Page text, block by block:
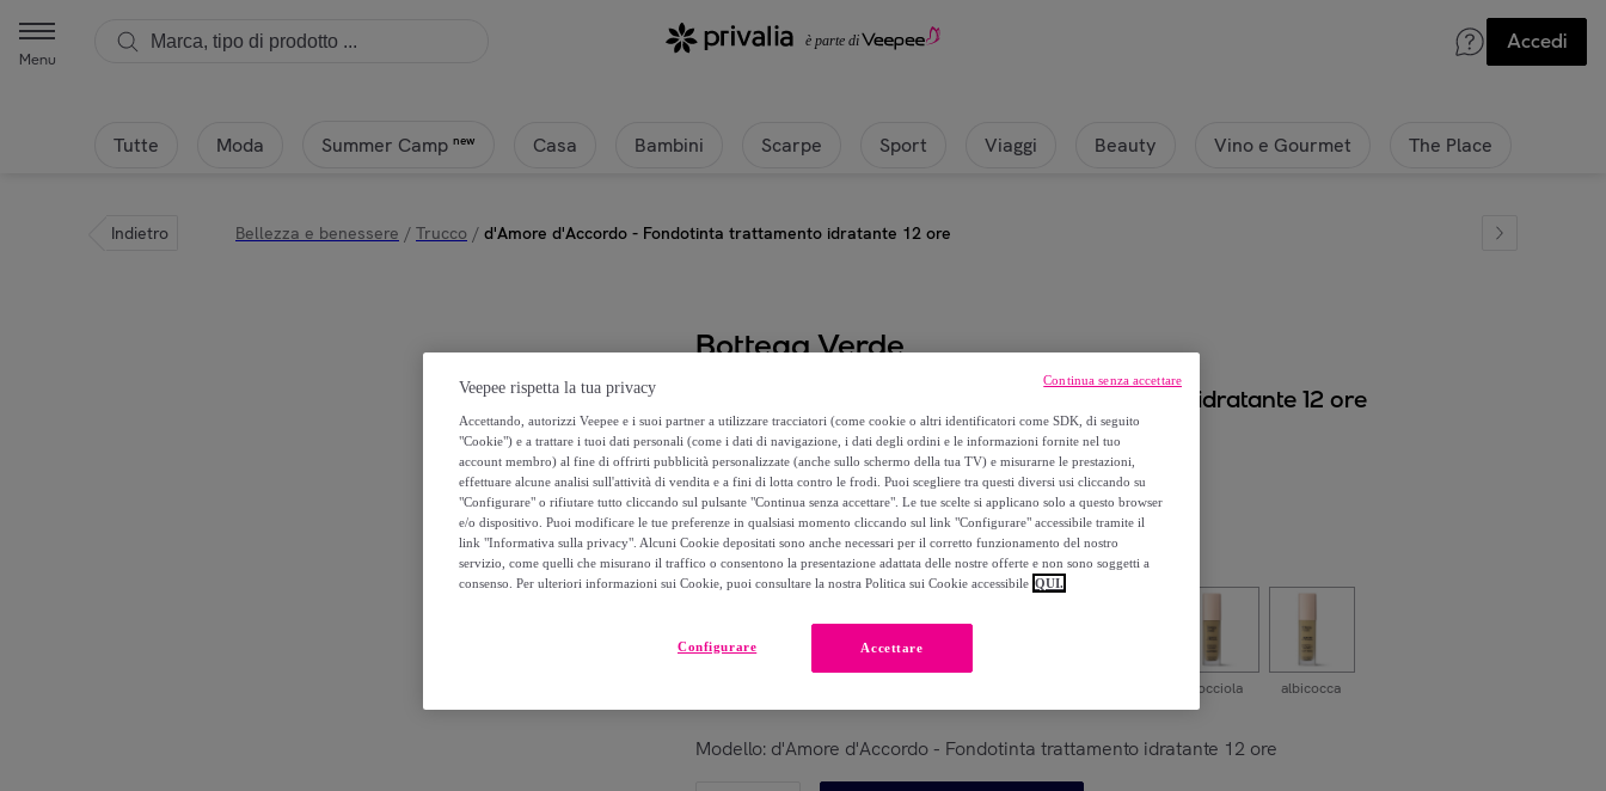
Menu
Accedi
Tutte Moda Summer Camp new Casa Bambini Scarpe Sport Viaggi Beauty Vino e Gourmet The Place
Indietro Bellezza e benessere / Trucco / d'Amore d'Accordo - Fondotinta trattamento idratante 12 ore
Bottega Verde
d'Amore d'Accordo - Fondotinta trattamento idratante 12 ore
38,00 €
Modello
nocciola albicocca
Modello: d'Amore d'Accordo - Fondotinta trattamento idratante 12 ore
Veepee rispetta la tua privacy
Accettando, autorizzi Veepee e i suoi partner a utilizzare tracciatori (come cookie o altri identificatori come SDK, di seguito
"Cookie") e a trattare i tuoi dati personali (come i dati di navigazione, i dati degli ordini e le informazioni fornite nel tuo
account membro) al fine di offrirti pubblicità personalizzate (anche sullo schermo della tua TV) e misurarne le prestazioni,
effettuare alcune analisi sull'attività di vendita e a fini di lotta contro le frodi. Puoi scegliere tra questi diversi usi cliccando su
"Configurare" o rifiutare tutto cliccando sul pulsante "Continua senza accettare". Le tue scelte si applicano solo a questo browser
e/o dispositivo. Puoi modificare le tue preferenze in qualsiasi momento cliccando sul link "Configurare" accessibile tramite il
link "Informativa sulla privacy". Alcuni Cookie depositati sono anche necessari per il corretto funzionamento del nostro
servizio, come quelli che misurano il traffico o consentono la presentazione adattata delle nostre offerte e non sono soggetti a
consenso. Per ulteriori informazioni sui Cookie, puoi consultare la nostra Politica sui Cookie accessibile QUI.
Accettare
Configurare
Continua senza accettare